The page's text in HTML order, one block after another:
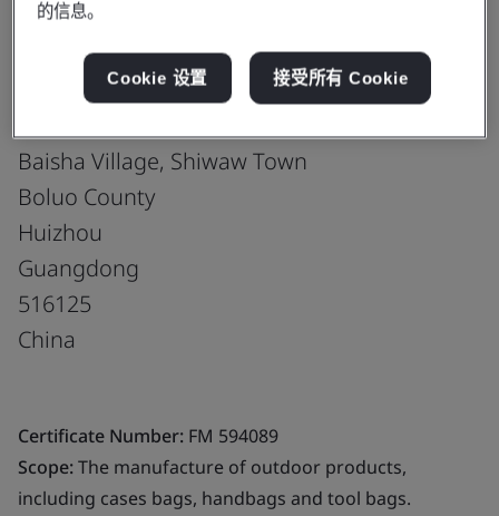
ISO 9001:2015
Baisha Village, Shiwaw Town
Boluo County
Huizhou
Guangdong
516125
China
Certificate Number: FM 594089
Scope:The manufacture of outdoor products,
including cases bags, handbags and tool bags.
的信息。
Cookie 设置 接受所有 Cookie